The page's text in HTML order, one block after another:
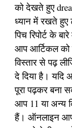
को देखते हुए
ध्यान में रखते हुए
पिच रिपोर्ट के
आप आर्टिकल को
विस्तार से पढ़
दे दिया है। यदि
पूरा पढ़कर बना
आप 11 या अन्य
हैं। ऑनलाइन आप